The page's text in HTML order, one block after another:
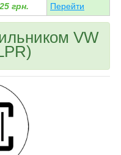
грн. Перейти
VW